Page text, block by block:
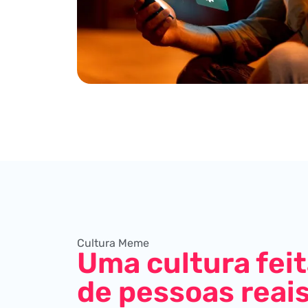
Cultura Meme
Uma cultura
de pessoas